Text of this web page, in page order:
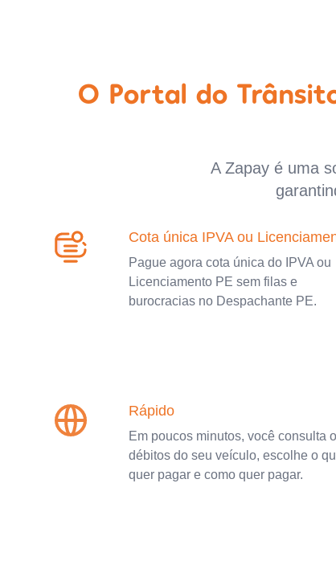
O Portal do
A Zapay é uma
Cota única IPVA ou
Pague agora cota única do IPVA ou
Licenciamento PE sem filas e
burocracias no Despachante PE.
Rápido
Em poucos minutos, você consulta
débitos do seu veículo, escolhe o
quer pagar e como quer pagar.